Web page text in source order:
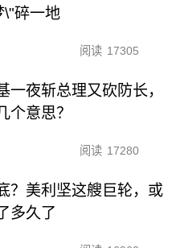
\"碎一地
阅读 17305
一夜斩总理又砍防长，
个意思？
阅读 17280
？美利坚这艘巨轮，或
多久了